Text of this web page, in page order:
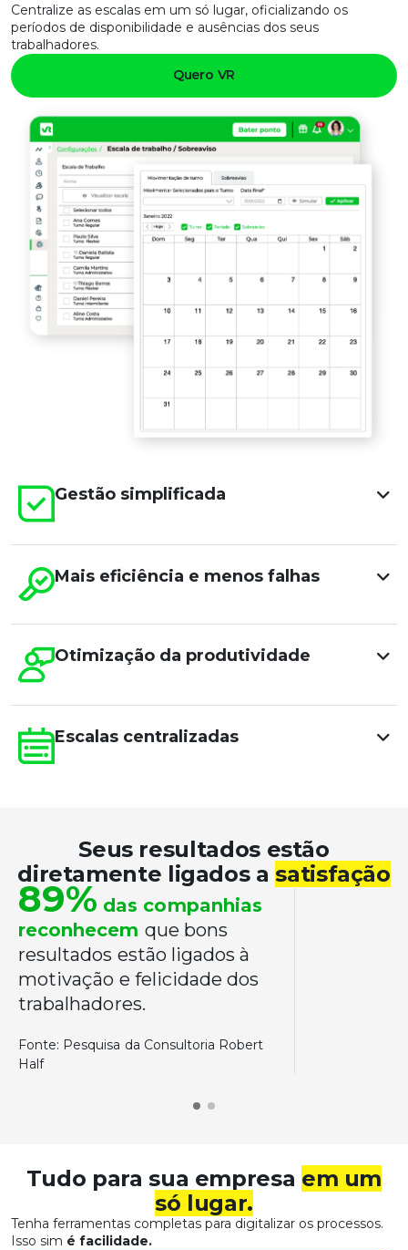
Centralize as escalas em um só lugar, oficializando os
períodos de disponibilidade e ausências dos seus
trabalhadores.
Quero VR
Gestão simplificada
Mais eficiência e menos falhas
Otimização da produtividade
Escalas centralizadas
Seus resultados estão
diretamente ligados asatisfação
89% das companhias
reconhecem que bons
resultados estão ligados à
motivação e felicidade dos
trabalhadores.
Fonte: Pesquisa da Consultoria Robert
Half
Tudo para sua empresa em um
só lugar.
Tenha ferramentas completas para digitalizar os processos.
Isso sim é facilidade.